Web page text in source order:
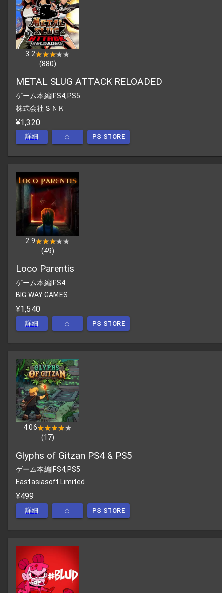
3.2★★★★★
★★★★★
(880)
METAL SLUG ATTACK RELOADED
ゲーム本編| PS4,PS5
株式会社ＳＮＫ
¥1,320
詳細 ☆ PS STORE
2.9★★★★★
★★★★★
(49)
Loco Parentis
ゲーム本編|PS4
BIG WAY GAMES
¥1,540
詳細 ☆ PS STORE
4.06★★★★★
★★★★★
(17)
Glyphs of Gitzan PS4 & PS5
ゲーム本編| PS4,PS5
Eastasiasoft Limited
¥499
詳細 ☆ PS STORE